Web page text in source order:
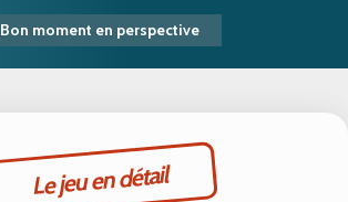
Bon moment en perspective
Le jeu en détail